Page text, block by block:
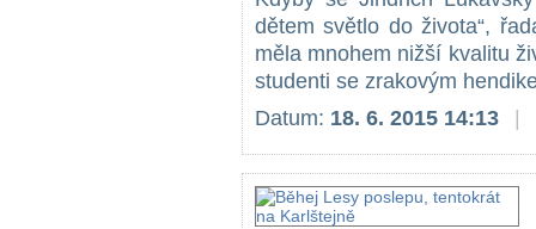
dětem světlo do života“,
měla mnohem nižší kvalitu
studenti se zrakovým
Datum: 18. 6. 2015 14:13